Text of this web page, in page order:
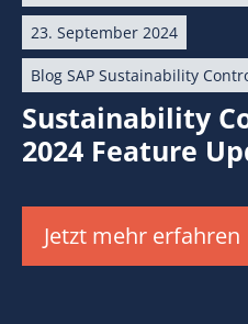
23. September 2024
Blog SAP Sustainability
Sustainability
2024 Feature
Jetzt mehr erfahren